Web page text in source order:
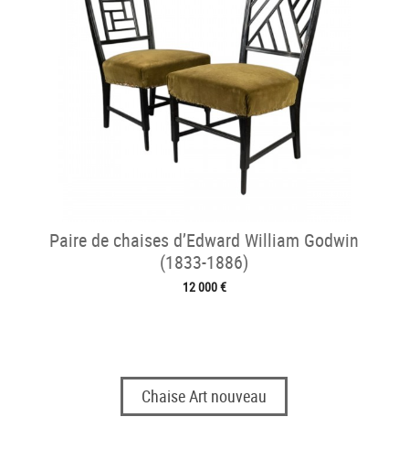
Paire de chaises d’Edward William Godwin
(1833-1886)
12 000 €
Chaise Art nouveau